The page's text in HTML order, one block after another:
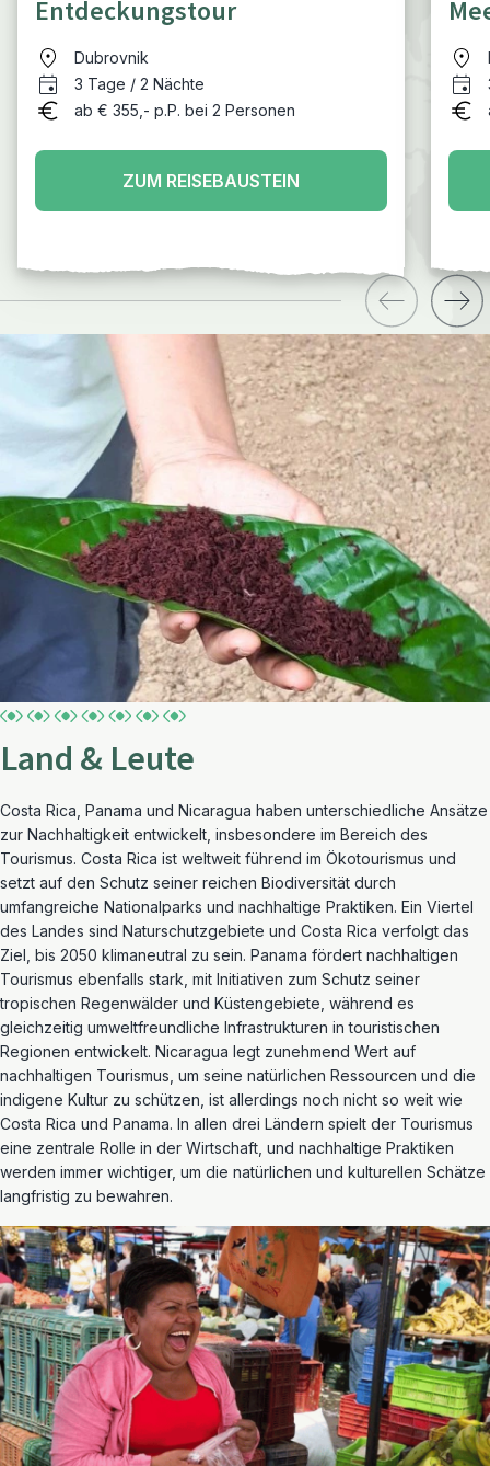
Entdeckungstour
Dubrovnik
3 Tage / 2 Nächte
ab € 355,- p.P. bei 2 Personen
ZUM REISEBAUSTEIN
Land & Leute
Costa Rica, Panama und Nicaragua haben unterschiedliche Ansätze
zur Nachhaltigkeit entwickelt, insbesondere im Bereich des
Tourismus. Costa Rica ist weltweit führend im Ökotourismus und
setzt auf den Schutz seiner reichen Biodiversität durch
umfangreiche Nationalparks und nachhaltige Praktiken. Ein Viertel
des Landes sind Naturschutzgebiete und Costa Rica verfolgt das
Ziel, bis 2050 klimaneutral zu sein. Panama fördert nachhaltigen
Tourismus ebenfalls stark, mit Initiativen zum Schutz seiner
tropischen Regenwälder und Küstengebiete, während es
gleichzeitig umweltfreundliche Infrastrukturen in touristischen
Regionen entwickelt. Nicaragua legt zunehmend Wert auf
nachhaltigen Tourismus, um seine natürlichen Ressourcen und die
indigene Kultur zu schützen, ist allerdings noch nicht so weit wie
Costa Rica und Panama. In allen drei Ländern spielt der Tourismus
eine zentrale Rolle in der Wirtschaft, und nachhaltige Praktiken
werden immer wichtiger, um die natürlichen und kulturellen Schätze
langfristig zu bewahren.